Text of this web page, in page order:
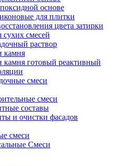
основе
для плитки
цвета затирки
смесей
раствор
камня
камня готовый реактивный
смеси
смеси
составы
и очистки фасадов
смеси
Смеси